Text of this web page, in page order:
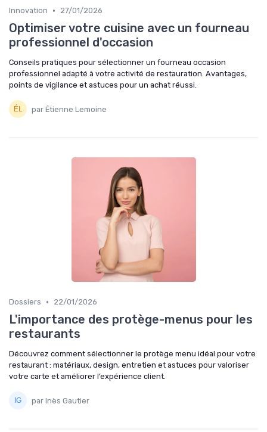
Innovation • 27/01/2026
Optimiser votre cuisine avec un fourneau
professionnel d'occasion
Conseils pratiques pour sélectionner un fourneau occasion
professionnel adapté à votre activité de restauration. Avantages,
points de vigilance et astuces pour un achat réussi.
par Étienne Lemoine
Dossiers • 22/01/2026
L'importance des protège-menus pour les
restaurants
Découvrez comment sélectionner le protège menu idéal pour votre
restaurant : matériaux, design, entretien et astuces pour valoriser
votre carte et améliorer l’expérience client.
par Inès Gautier